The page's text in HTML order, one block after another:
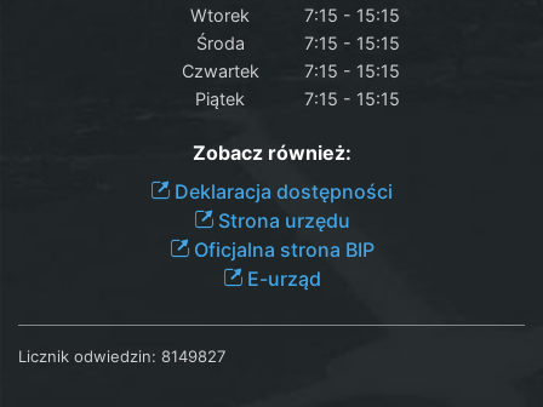
Wtorek
7:15 - 15:15
Środa
7:15 - 15:15
Czwartek
7:15 - 15:15
Piątek
7:15 - 15:15
Zobacz również:
Deklaracja dostępności
Strona urzędu
Oficjalna strona BIP
E-urząd
Licznik odwiedzin: 8149827